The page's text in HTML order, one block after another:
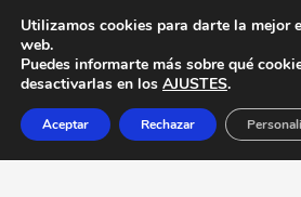
Saltar
al
contenidoLANDING
7 abril 2025
Utilizamos cookies para darte la mejor
web.
Puedes informarte más sobre qué
desactivarlas en los AJUSTES.
Aceptar Rechazar